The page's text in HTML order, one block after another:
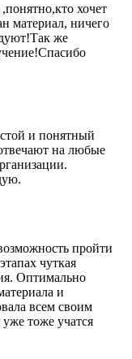
хочет
материал, ничего
же
и понятный
на любые
пройти
чуткая
Оптимально
и
всем своим
тоже учатся